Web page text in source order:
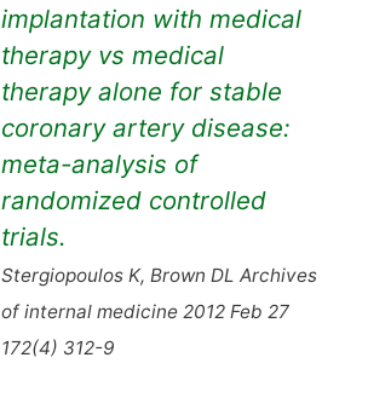
implantation with medical
therapy vs medical
therapy alone for stable
coronary artery disease:
meta-analysis of
randomized controlled
trials.
Stergiopoulos K, Brown DL Archives
of internal medicine 2012 Feb 27
172(4) 312-9